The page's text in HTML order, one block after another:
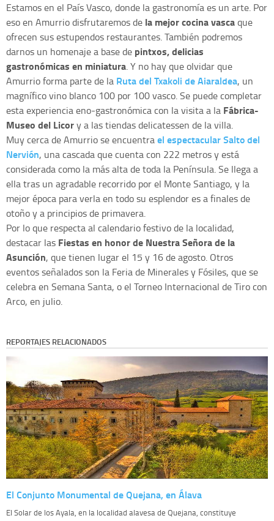
Estamos en el País Vasco, donde la gastronomía es un arte. Por
eso en Amurrio disfrutaremos de la mejor cocina vascaque
ofrecen sus estupendos restaurantes. También podremos
darnos un homenaje a base de pintxos, delicias
gastronómicas en miniatura. Y no hay que olvidar que
Amurrio forma parte de la Ruta del Txakoli de Aiaraldea, un
magnífico vino blanco 100 por 100 vasco. Se puede completar
esta experiencia eno-gastronómica con la visita a la Fábrica-
Museo del Licory a las tiendas delicatessen de la villa.
Muy cerca de Amurrio se encuentrael espectacular Salto del
Nervión, una cascada que cuenta con 222 metros y está
considerada como la más alta de toda la Península. Se llega a
ella tras un agradable recorrido por el Monte Santiago, y la
mejor época para verla en todo su esplendor es a finales de
otoño y a principios de primavera.
Por lo que respecta al calendario festivo de la localidad,
destacar las Fiestas en honor de Nuestra Señora de la
Asunción, que tienen lugar el 15 y 16 de agosto. Otros
eventos señalados son la Feria de Minerales y Fósiles, que se
celebra en Semana Santa, o el Torneo Internacional de Tiro con
Arco, en julio.
REPORTAJES RELACIONADOS
El Conjunto Monumental de Quejana, en Álava
El Solar de los Ayala, en la localidad alavesa de Quejana, constituye